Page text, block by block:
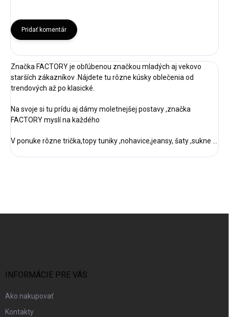
Pridať komentár
Značka FACTORY je obľúbenou značkou mladých aj vekovo
starších zákazníkov .Nájdete tu rôzne kúsky oblečenia od
trendových až po klasické.
Na svoje si tu prídu aj dámy moletnejšej postavy ,značka
FACTORY myslí na každého
V ponuke rôzne trička,topy tuniky ,nohavice,jeansy, šaty ,sukne ...
INFORMÁCIE PRE VÁS
Ako nakupovať
Kontakty